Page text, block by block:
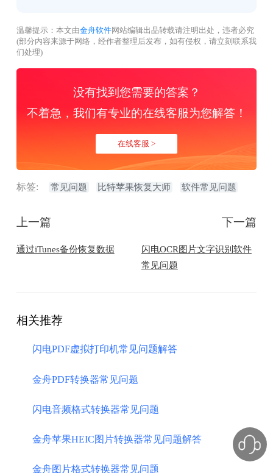
温馨提示：本文由金舟软件网站编辑出品转载请注明出处，违者必究
(部分内容来源于网络，经作者整理后发布，如有侵权，请立刻联系我
们处理)
没有找到您需要的答案？
不着急，我们有专业的在线客服为您解答！
在线客服 >
标签: 常见问题 比特苹果恢复大师 软件常见问题
上一篇
通过iTunes备份恢复数据
下一篇
闪电OCR图片文字识别软件
常见问题
相关推荐
闪电PDF虚拟打印机常见问题解答
金舟PDF转换器常见问题
闪电音频格式转换器常见问题
金舟苹果HEIC图片转换器常见问题解答
金舟图片格式转换器常见问题